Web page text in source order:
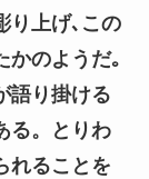
り上げ､この
かのようだ｡
語り掛ける
る。とりわ
れることを